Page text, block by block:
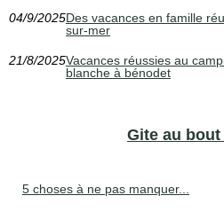
04/9/2025Des vacances en famille
sur-mer
21/8/2025Vacances réussies au
blanche à bénodet
Gite au
5 choses à ne pas manquer...